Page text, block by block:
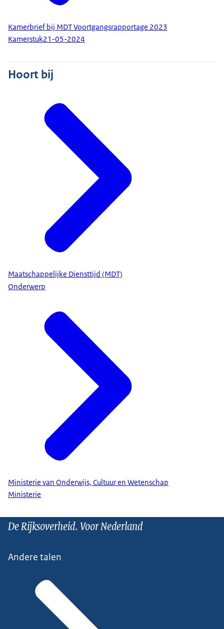
Kamerbrief bij MDT Voortgangsrapportage 2023
Kamerstuk21-05-2024
Hoort bij
Maatschappelijke Diensttijd (MDT)
Onderwerp
Ministerie van Onderwijs, Cultuur en Wetenschap
Ministerie
De Rijksoverheid. Voor Nederland
Andere talen